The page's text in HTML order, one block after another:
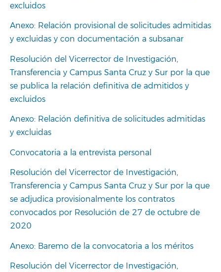
excluidos
Anexo: Relación provisional de solicitudes admitidas
y excluidas y con documentación a subsanar
Resolución del Vicerrector de Investigación,
Transferencia y Campus Santa Cruz y Sur por la que
se publica la relación definitiva de admitidos y
excluidos
Anexo: Relación definitiva de solicitudes admitidas
y excluidas
Convocatoria a la entrevista personal
Resolución del Vicerrector de Investigación,
Transferencia y Campus Santa Cruz y Sur por la que
se adjudica provisionalmente los contratos
convocados por Resolución de 27 de octubre de
2020
Anexo: Baremo de la convocatoria a los méritos
Resolución del Vicerrector de Investigación,